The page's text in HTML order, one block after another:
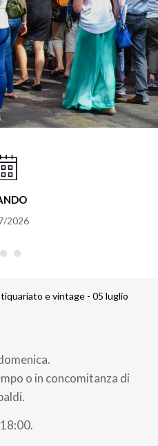
2026
e vintage - 05 luglio
o in concomitanza di